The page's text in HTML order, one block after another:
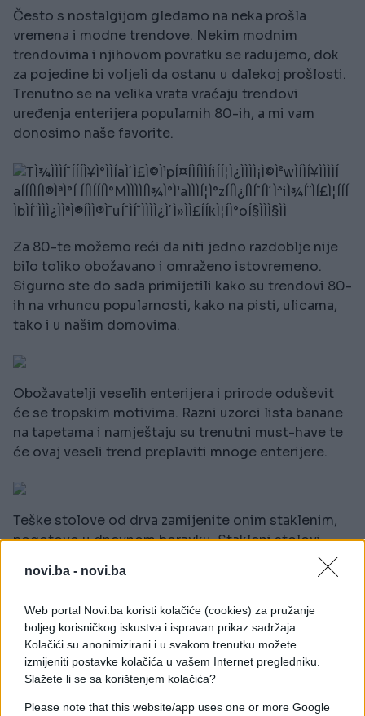
novi.ba - novi.ba
Web portal Novi.ba koristi kolačiće (cookies) za pružanje
boljeg korisničkog iskustva i ispravan prikaz sadržaja.
Kolačići su anonimizirani i u svakom trenutku možete
izmijeniti postavke kolačića u vašem Internet pregledniku.
Slažete li se sa korištenjem kolačića?
Please note that this website/app uses one or more Google
Često s nostalgijom gledamo na neka prošla
vremena i modne trendove. Nekim modnim
trendovima i njihovom povratku se radujemo, dok
za pojedine bi voljeli da ostanu u dalekoj prošlosti.
Trenutno se na velika vrata vraćaju trendovi
uređenja enterijera popularnih 80-ih, a mi vam
donosimo naše favorite.
Za 80-te možemo reći da niti jedno razdoblje nije
bilo toliko obožavano i omraženo istovremeno.
Sigurno ste do sada primijetili kako su trendovi 80-
ih na vrhuncu popularnosti, kako na pisti, ulicama,
tako i u našim domovima.
Obožavatelji veselih enterijera i prirode oduševit
će se tropskim motivima. Razni uzorci lista banane
na tapetama i namještaju su trenutni must-have te
će ovaj veseli trend preplaviti mnoge enterijere.
Teške stolove od drva zamijenite onim staklenim,
pogotovo u dnevnom boravku. Stakleni stolovi
savršeno se uklapaju u naš moderan svijet koji je
pun boja i grafičkih uzoraka.
Kada govorimo o bojama, na njih nikako ne smijete
zaboraviti ako želite 80-te u svome domu,
pogotovo žutu i rozu koje će svaki dom osvježiti.
Rozo kupatilo ili žuta kuhinja, izbor je na vama, zato